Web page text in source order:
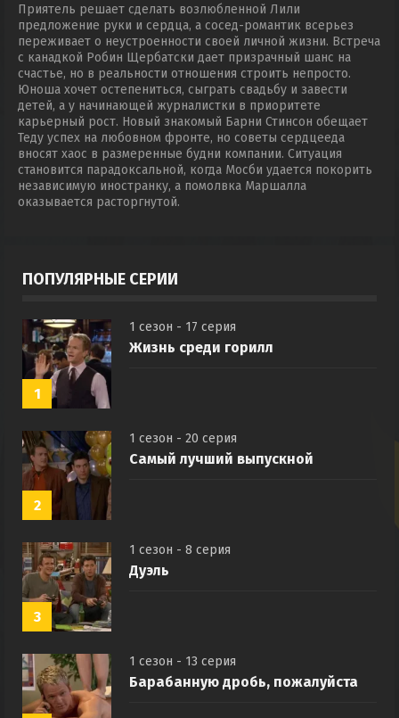
Приятель решает сделать возлюбленной Лили
предложение руки и сердца, а сосед-романтик всерьез
переживает о неустроенности своей личной жизни. Встреча
с канадкой Робин Щербатски дает призрачный шанс на
счастье, но в реальности отношения строить непросто.
Юноша хочет остепениться, сыграть свадьбу и завести
детей, а у начинающей журналистки в приоритете
карьерный рост. Новый знакомый Барни Стинсон обещает
Теду успех на любовном фронте, но советы сердцееда
вносят хаос в размеренные будни компании. Ситуация
становится парадоксальной, когда Мосби удается покорить
независимую иностранку, а помолвка Маршалла
оказывается расторгнутой.
ПОПУЛЯРНЫЕ СЕРИИ
1
1 сезон - 17 серия
Жизнь среди горилл
2
1 сезон - 20 серия
Самый лучший выпускной
3
1 сезон - 8 серия
Дуэль
1 сезон - 13 серия
Барабанную дробь, пожалуйста